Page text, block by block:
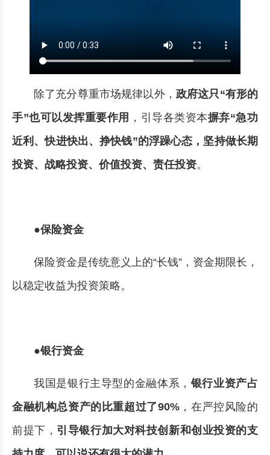
除了充分尊重市场规律以外， 政府这只“有形的
手”也可以发挥重要作用 ，引导各类资本摒弃“急功
近利、快进快出、挣快钱”的浮躁心态，坚持做长期
投资、战略投资、价值投资、责任投资。
●保险资金
保险资金是传统意义上的“长钱”，资金期限长，
以稳定收益为投资策略。
●银行资金
我国是银行主导型的金融体系，银行业资产占
金融机构总资产的比重超过了90%，在严控风险的
前提下， 引导银行加大对科技创新和创业投资的支